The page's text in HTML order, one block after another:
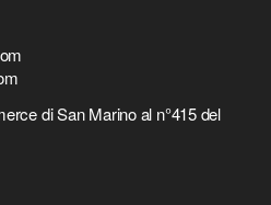
di San Marino al n°415 del